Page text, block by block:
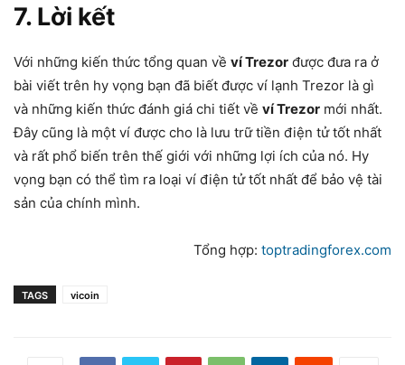
7. Lời kết
Với những kiến thức tổng quan về ví Trezor được đưa ra ở
bài viết trên hy vọng bạn đã biết được ví lạnh Trezor là gì
và những kiến thức đánh giá chi tiết về ví Trezor mới nhất.
Đây cũng là một ví được cho là lưu trữ tiền điện tử tốt nhất
và rất phổ biến trên thế giới với những lợi ích của nó. Hy
vọng bạn có thể tìm ra loại ví điện tử tốt nhất để bảo vệ tài
sản của chính mình.
Tổng hợp: toptradingforex.com
TAGS vicoin